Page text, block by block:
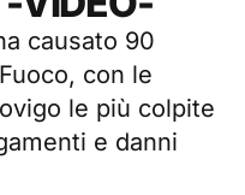
causato 90
con le
le più colpite
e danni